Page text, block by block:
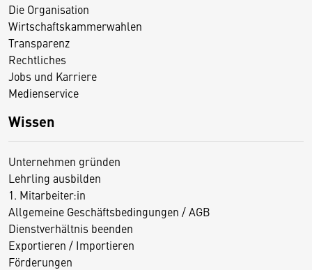
Die Organisation
Wirtschaftskammerwahlen
Transparenz
Rechtliches
Jobs und Karriere
Medienservice
Wissen
Unternehmen gründen
Lehrling ausbilden
1. Mitarbeiter:in
Allgemeine Geschäftsbedingungen / AGB
Dienstverhältnis beenden
Exportieren / Importieren
Förderungen